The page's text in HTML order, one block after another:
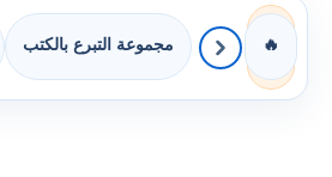
🔥 مجموعة التبرع بالكتب